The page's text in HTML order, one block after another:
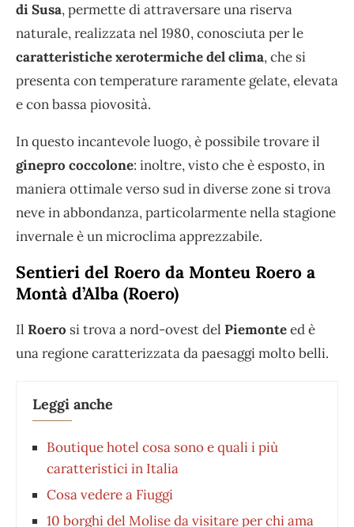
di Susa, permette di attraversare una riserva
naturale, realizzata nel 1980, conosciuta per le
caratteristiche xerotermiche del clima, che si
presenta con temperature raramente gelate, elevata
e con bassa piovosità.
In questo incantevole luogo, è possibile trovare il
ginepro coccolone: inoltre, visto che è esposto, in
maniera ottimale verso sud in diverse zone si trova
neve in abbondanza, particolarmente nella stagione
invernale è un microclima apprezzabile.
Sentieri del Roero da Monteu Roero a
Montà d’Alba (Roero)
Il Roero si trova a nord-ovest del Piemonteed è
una regione caratterizzata da paesaggi molto belli.
Leggi anche
Boutique hotel cosa sono e quali i più
caratteristici in Italia
Cosa vedere a Fiuggi
10 borghi del Molise da visitare per chi ama